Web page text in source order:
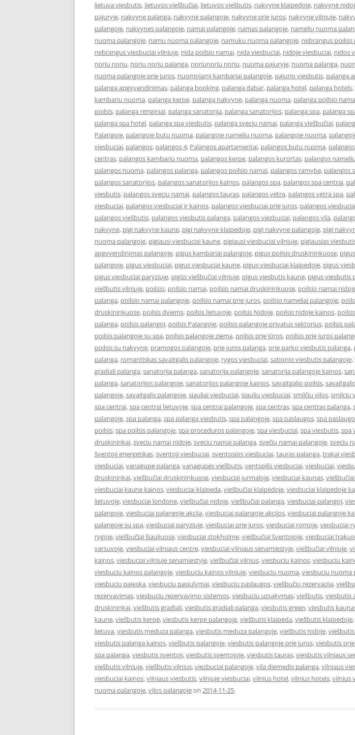
lietuva viesbutis, lietuvos viešbučiai, lietuvos viešbutis, nakvyne klaipedoje, nakvynė
pajuryje, nakvyne palanga, nakvyne palangoje, nakvyne prie juros, nakvyne vilniuje,
palangoje, nakvynes palangoje, namai palangoje, namas palangoje, namelių nuoma
nuoma palangoje, namu nuoma palangoje, namuku nuoma palangoje, nebrangus poilsis
nebrangus viesbuciai vilniuje, nida poilsio namai, nida viesbuciai, nidoje viesbuciai, nidos
noriu noriu, noriu noriu palanga, noriunoriu noriu, nuoma pajuryje, nuoma palanga,
nuoma palangoje prie juros, nuomojami kambariai palangoje, pajurio viesbutis, palanga
palanga apgyvendinimas, palanga booking, palanga dabar, palanga hotel, palanga hotels,
kambariu nuoma, palanga kerpe, palanga nakvyne, palanga nuoma, palanga poilsio
poilsis, palanga renginiai, palanga sanatorija, palanga sanatorijos, palanga spa, palanga
palanga spa hotel, palanga spa viesbutis, palanga sveciu namai, palanga viešbučiai,
Palangoje, palangoje butu nuoma, palangoje nameliu nuoma, palangoje nuoma,
viesbuciai, palangos, palangos 4, Palangos apartamentai, palangos butu nuoma,
centras, palangos kambariu nuoma, palangos kerpe, palangos kurortas, palangos
palangos nuoma, palangos palanga, palangos poilsio namai, palangos ramybe, palangos
palangos sanatorijos, palangos sanatorijos kainos, palangos spa, palangos spa centrai,
viesbutis, palangos sveciu namai, palangos tauras, palangos vėtra, palangos vėtra spa,
viesbuciai, palangos viesbuciai ir kainos, palangos viesbuciai prie juros, palangos
palangos viešbutis, palangos viesbutis palanga, palangos viezbuciai, palangos vila,
nakvyne, pigi nakvyne kaune, pigi nakvyne klaipedoje, pigi nakvyne palangoje, pigi
nuoma palangoje, pigiausi viesbuciai kaune, pigiausi viesbuciai vilniuje, pigiausias
apgyvendinimas palangoje, pigus kambariai palangoje, pigus poilsis druskininkuose,
palangoje, pigus viesbuciai, pigus viesbuciai kaune, pigus viesbuciai klaipedoje, pigus
pigus viesbuciai paryziuje, pigūs viešbučiai vilniuje, pigus viesbutis kaune, pigus viesbutis
viešbutis vilniuje, poilsio, poilsio namai, poilsio namai druskininkuose, poilsio namai
palanga, poilsio namai palangoje, poilsio namai prie juros, poilsio nameliai palangoje,
druskininkuose, poilsis dviems, poilsis lietuvoje, poilsis Nidoje, poilsis nidoje kainos,
palanga, poilsis palangoj, poilsis Palangoje, poilsis palangoje privatus sektorius, poilsis
poilsis palangoje su spa, poilsis palangoje ziema, poilsis prie jūros, poilsis prie juros
poilsis su nakvyne, pramogos palangoje, prie juros palanga, prie parko viesbutis palanga,
palanga, romantiskas savaitgalis palangoje, rygos viesbuciai,sabonio viesbutis palangoje,
gradiali palanga,sanatorija palanga,sanatorija palangoje,sanatorija palangoje kainos,
palanga,sanatorijos palangoje,sanatorijos palangoje kainos,savaitgalio poilsis,
palangoje,savaitgalis palangoje,siauliai viesbuciai,siauliu viesbuciai,smilčių vilos,smilciu
spa centrai,spa centrai lietuvoje,spa centrai palangoje,spa centras,spa centras palanga,
palangoje,spa palanga,spa palanga viesbutis,spa palangoje,spa paslaugos,spa
poilsis,spa poilsis palangoje,spa proceduros palangoje,spa viesbuciai,spa viesbutis,spa
druskininkai,sveciu namai nidoje,sveciu namai palanga,svečių namai palangoje,sveciu
šventoji energetikas,sventoji viesbuciai,sventosios viesbuciai,tauras palanga,trakai
viesbuciai,vanagupe palanga,vanagupės viešbutis,ventspilis viesbuciai,viesbuciai,
druskininkai,viešbučiai druskininkuose,viesbuciai jurmaloje,viesbuciai kaunas,
viesbuciai kaune kainos,viesbuciai klaipeda,viešbučiai klaipėdoje,viesbuciai klaipedoje
lietuvoje,viesbuciai londone,viešbučiai nidoje,viešbučiai palanga,viesbuciai palangoj,
palangoje,viesbuciai palangoje akcija,viesbuciai palangoje akcijos,viesbuciai palangoje
palangoje su spa,viesbuciai paryziuje,viesbuciai prie juros,viesbuciai romoje,viesbuciai
rygoje,viešbučiai šiauliuose,viesbuciai stokholme,viešbučiai šventojoje,viesbuciai
varsuvoje,viesbuciai vilniaus centre,viesbuciai vilniaus senamiestyje,viešbučiai vilniuje,
kainos,viesbuciai vilniuje senamiestyje,viešbučiai vilnius,viesbuciu kainos,viesbuciu
viesbuciu kainos palangoje,viesbuciu kainos vilniuje,viesbuciu nuoma,viesbuciu nuoma
viesbuciu paieska,viesbuciu pasiulymai,viesbuciu paslaugos,viešbučių rezervacija,
rezervavimas,viesbuciu rezervavimo sistemos,viesbuciu uzsakymas,viešbutis,viesbutis
druskininkai,viešbutis gradiali,viesbutis gradiali palanga,viesbutis green,viesbutis
kaune,viešbutis kerpė,viesbutis kerpe palangoje,viešbutis klaipėda,viešbutis klaipėdoje,
lietuva,viesbutis meduza palanga,viesbutis meduza palangoje,viešbutis nidoje,
viesbutis palanga kainos,viešbutis palangoje,viesbutis palangoje prie juros,viesbutis
spa palanga,viesbutis sventoji,viesbutis sventojoje,viesbutis tauras,viesbutis vilniaus
viešbutis vilniuje,viešbutis vilnius,viezbuciai palangoje,vila diemedis palanga,vilniaus
viesbuciai kainos,vilniaus viesbutis,vilniuje viesbuciai,vilnius hotel,vilnius hotels,vilnius
nuoma palangoje,vilos palangojeon 2014-11-25.